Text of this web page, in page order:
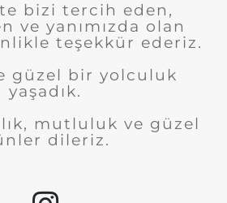
bizi tercih eden,
ve yanımızda olan
teşekkür ederiz.
güzel bir yolculuk
yaşadık.
mutluluk ve güzel
dileriz.